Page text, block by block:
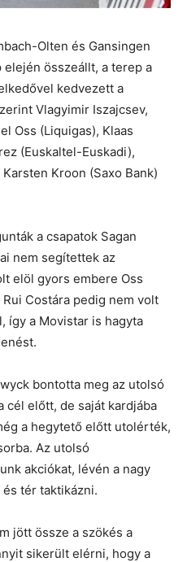
Olten és Gansingen
összeállt, a terep a
kedvezett a
Vlagyimir Iszajcsev,
Oss (Liquigas), Klaas
(Euskaltel-Euskadi),
Kroon (Saxo Bank)
a csapatok Sagan
nem segítettek az
elöl gyors embere Oss
Costára pedig nem volt
így a Movistar is hagyta
bontotta meg az utolsó
előtt, de saját kardjába
a hegytető előtt utolérték,
Az utolsó
akciókat, lévén a nagy
tér taktikázni.
jött össze a szökés a
sikerült elérni, hogy a